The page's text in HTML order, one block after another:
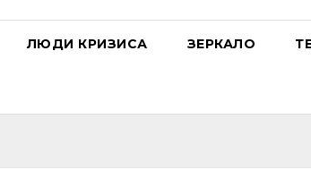
ЛЮДИ КРИЗИСА ЗЕРКАЛО